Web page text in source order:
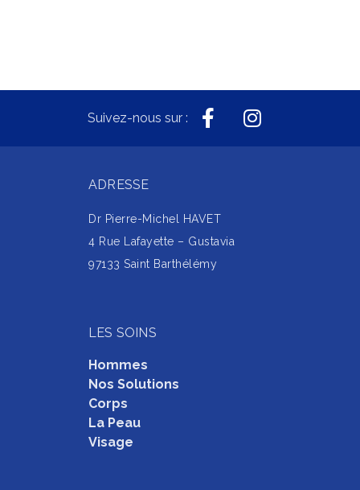
Suivez-nous sur :
ADRESSE
Dr Pierre-Michel HAVET
4 Rue Lafayette – Gustavia
97133 Saint Barthélémy
LES SOINS
Hommes
Nos Solutions
Corps
La Peau
Visage